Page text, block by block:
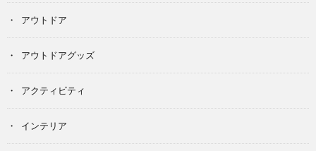
アウトドア
アウトドアグッズ
アクティビティ
インテリア